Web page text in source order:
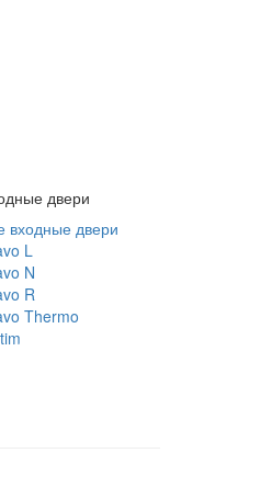
двери
входные двери
L
N
R
Thermo